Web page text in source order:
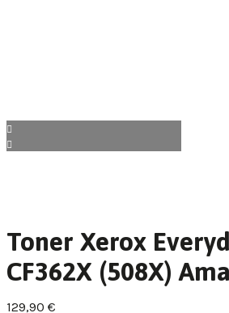
Toner Xerox
CF362X (508X)
129,90 €